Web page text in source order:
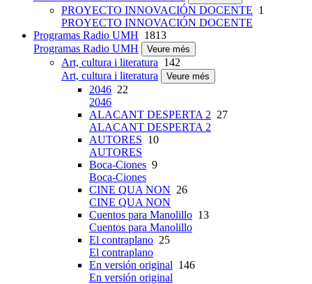
PROYECTO INNOVACIÓN DOCENTE 1
PROYECTO INNOVACIÓN DOCENTE
Programas Radio UMH 1813
Programas Radio UMH
Veure més
Art, cultura i literatura 142
Art, cultura i literatura
Veure més
2046 22
2046
ALACANT DESPERTA 2 27
ALACANT DESPERTA 2
AUTORES 10
AUTORES
Boca-Ciones 9
Boca-Ciones
CINE QUA NON 26
CINE QUA NON
Cuentos para Manolillo 13
Cuentos para Manolillo
El contraplano 25
El contraplano
En versión original 146
En versión original